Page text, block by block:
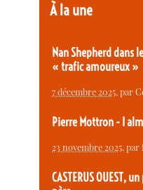
À la une
Nan Shepherd dans
« trafic amoureux »
7 décembre 2025, par
Pierre Mottron - I
23 novembre 2025, par
CASTERUS OUEST,